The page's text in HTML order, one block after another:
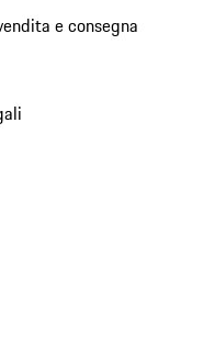
e consegna